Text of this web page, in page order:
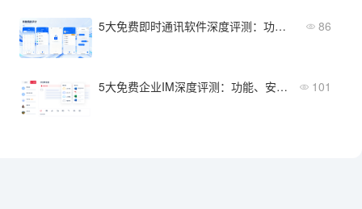
5大免费即时通讯软件深度评测：功能、安全、成本全维度对比 86
5大免费企业IM深度评测：功能、安全、成本全维度对比 101